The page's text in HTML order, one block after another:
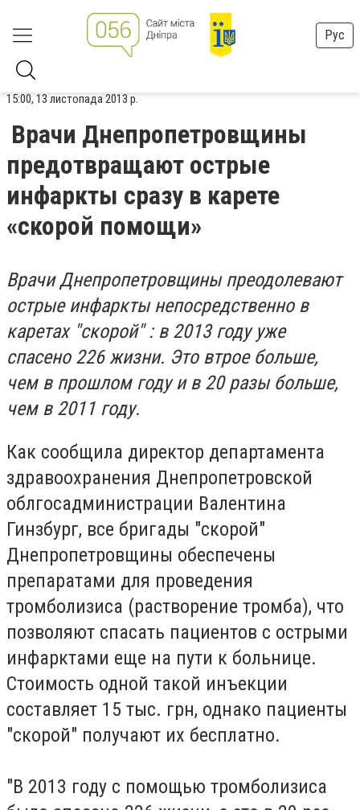
Рус
15:00, 13 листопада 2013 р.
Врачи Днепропетровщины
предотвращают острые
инфаркты сразу в карете
«скорой помощи»
Врачи Днепропетровщины преодолевают
острые инфаркты непосредственно в
каретах "скорой" : в 2013 году уже
спасено 226 жизни. Это втрое больше,
чем в прошлом году и в 20 разы больше,
чем в 2011 году.
Как сообщила директор департамента
здравоохранения Днепропетровской
облгосадминистрации Валентина
Гинзбург, все бригады "скорой"
Днепропетровщины обеспечены
препаратами для проведения
тромболизиса (растворение тромба), что
позволяют спасать пациентов с острыми
инфарктами еще на пути к больнице.
Стоимость одной такой инъекции
составляет 15 тыс. грн, однако пациенты
"скорой" получают их бесплатно.
"В 2013 году с помощью тромболизиса